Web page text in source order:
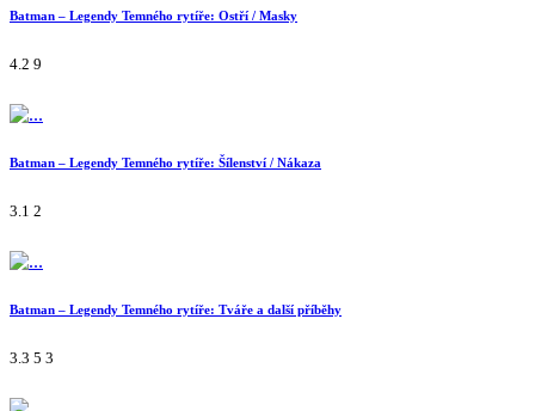
Batman – Legendy Temného rytíře: Ostří / Masky
4.2 9
Batman – Legendy Temného rytíře: Šílenství / Nákaza
3.1 2
Batman – Legendy Temného rytíře: Tváře a další příběhy
3.3 5 3